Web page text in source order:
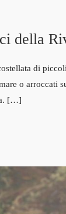
della
di
o arroccati
[…]